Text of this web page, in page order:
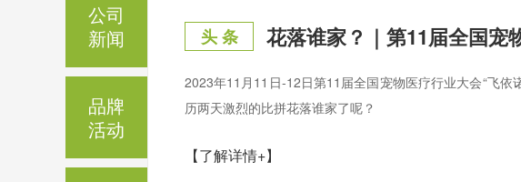
头 条
2023年11月11日-12日第11届全国宠物医疗行业大会“飞依
历两天激烈的比拼花落谁家了呢？
【了解详情+】
公司
新闻
品牌
活动